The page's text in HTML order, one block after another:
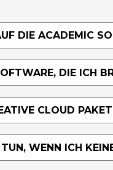
DIE ACADEMIC
DIE ICH
CLOUD
WENN ICH